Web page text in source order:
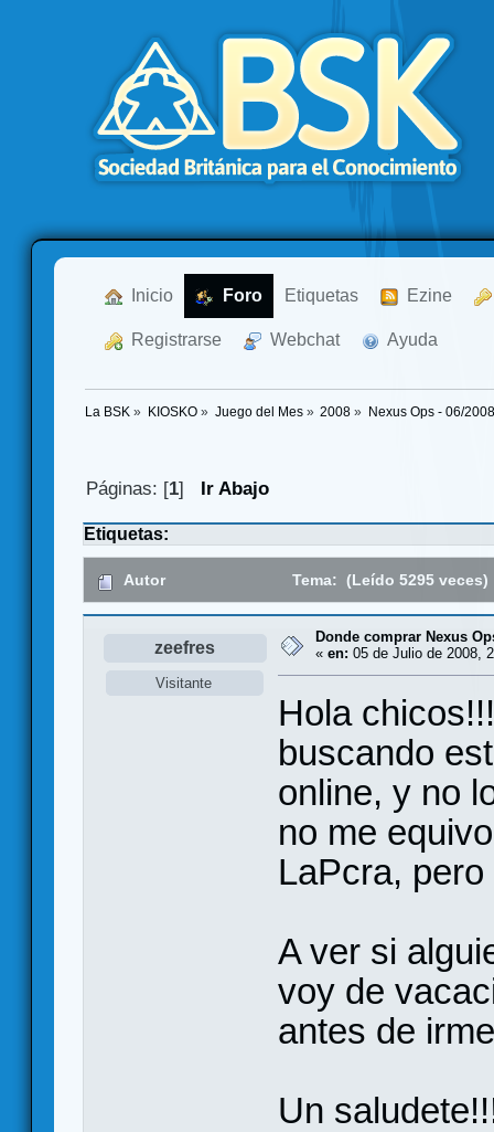
Inicio Foro Etiquetas Ezine
Registrarse Webchat Ayuda
La BSK » KIOSKO» Juego del Mes» 2008 » Nexus Ops - 06/2008
Páginas: [1] Ir Abajo
Etiquetas:
Autor Tema: (Leído 5295 veces)
zeefres
Visitante
Donde comprar Nexus
« en: 05 de Julio de 2008,
Hola
buscando
online, y no
no me
LaPcra,
A ver si
voy de
antes de
Un